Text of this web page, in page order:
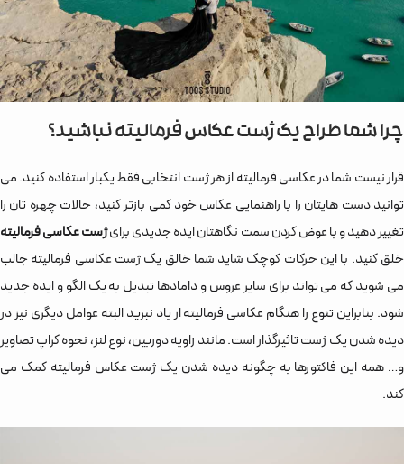
چرا شما طراح یک ژست عکاس فرمالیته نباشید؟
قرار نیست شما در عکاسی فرمالیته از هر ژست انتخابی فقط یکبار استفاده کنید. می
توانید دست هایتان را با راهنمایی عکاس خود کمی بازتر کنید، حالات چهره تان را
تغییر دهید و با عوض کردن سمت نگاهتان ایده جدیدی برایژست عکاسی فرمالیته
خلق کنید. با این حرکات کوچک شاید شما خالق یک ژست عکاسی فرمالیته جالب
می شوید که می تواند برای سایر عروس و دامادها تبدیل به یک الگو و ایده جدید
شود. بنابراین تنوع را هنگام عکاسی فرمالیته از یاد نبرید البته عوامل دیگری نیز در
دیده شدن یک ژست تاثیرگذار است. مانند زاویه دوربین، نوع لنز، نحوه کراپ تصاویر
و… همه این فاکتورها به چگونه دیده شدن یک ژست عکاس فرمالیته کمک می
کند.